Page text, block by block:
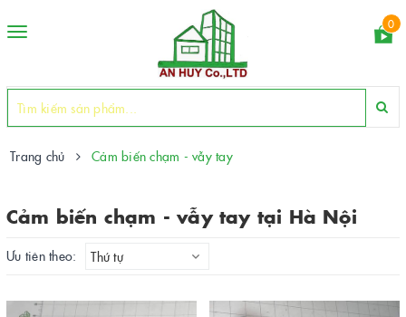
Toggle
0
Trang chủ Cảm biến chạm - vẫy tay
Cảm biến chạm - vẫy tay tại Hà Nội
Ưu tiên theo: Thứ tự